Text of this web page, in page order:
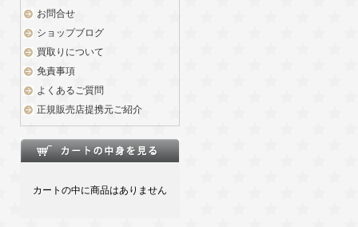
お問合せ
ショップブログ
買取りについて
免責事項
よくあるご質問
正規販売店提携元ご紹介
カートの中に商品はありません